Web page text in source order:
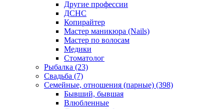
Другие профессии
ДСНС
Копирайтер
Мастер маникюра (Nails)
Мастер по волосам
Медики
Стоматолог
Рыбалка (23)
Свадьба (7)
Семейные, отношения (парные) (398)
Бывший, бывшая
Влюбленные